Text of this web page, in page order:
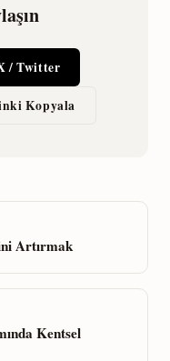
/ Twitter
Kopyala
Artırmak
Kentsel